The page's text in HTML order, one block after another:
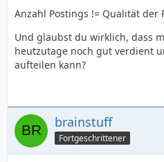
Anzahl Postings != Qualität der
Und glaubst du wirklich, dass
heutzutage noch gut verdient
aufteilen kann?
brainstuff
Fortgeschrittener